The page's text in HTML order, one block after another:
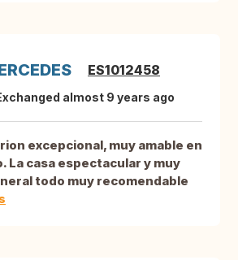
ES1012458
almost 9 years ago
excepcional, muy amable en
La casa espectacular y muy
todo muy recomendable